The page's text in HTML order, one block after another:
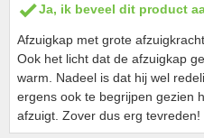
Ja, ik beveel dit product
Afzuigkap met grote
Ook het licht dat de afzuigkap
warm. Nadeel is dat hij wel
ergens ook te begrijpen gezien
afzuigt. Zover dus erg tevreden!